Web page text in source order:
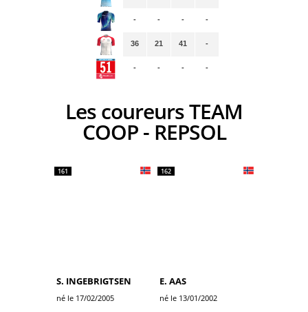
-
36
-
-
21
-
-
41
-
-
-
-
Les coureurs TEAM
COOP - REPSOL
161
S. INGEBRIGTSEN
né le 17/02/2005
162
E. AAS
né le 13/01/2002